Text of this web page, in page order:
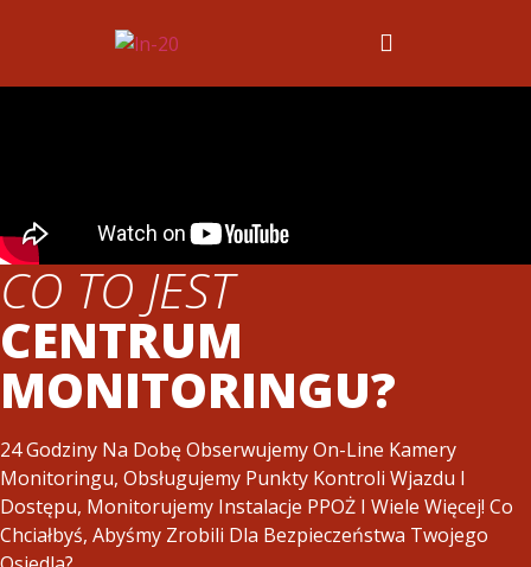
CO TO JEST
CENTRUM
MONITORINGU?
24 Godziny Na Dobę Obserwujemy On-Line Kamery
Monitoringu, Obsługujemy Punkty Kontroli Wjazdu I
Dostępu, Monitorujemy Instalacje PPOŻ I Wiele Więcej! Co
Chciałbyś, Abyśmy Zrobili Dla Bezpieczeństwa Twojego